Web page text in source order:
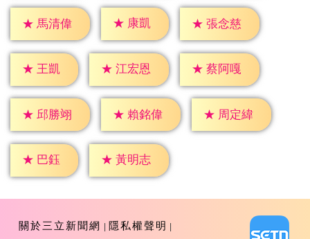
★ 馬清偉 ★ 康凱 ★ 張念慈
★ 王凱 ★ 江宏恩 ★ 蔡阿嘎
★ 邱勝翊 ★ 賴銘偉 ★ 周定緯
★ 巴鈺 ★ 黃明志
關於三立新聞網 隱私權聲明